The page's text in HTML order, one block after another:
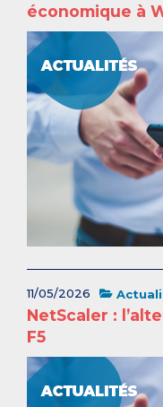
économique à
11/05/2026
NetScaler :
F5